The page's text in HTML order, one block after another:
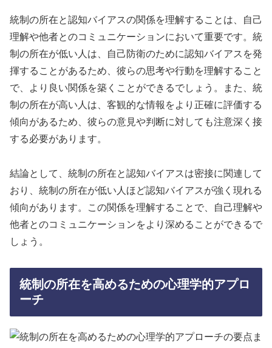
統制の所在と認知バイアスの関係を理解することは、自己
理解や他者とのコミュニケーションにおいて重要です。統
制の所在が低い人は、自己防衛のために認知バイアスを発
揮することがあるため、彼らの思考や行動を理解すること
で、より良い関係を築くことができるでしょう。また、統
制の所在が高い人は、客観的な情報をより正確に評価する
傾向があるため、彼らの意見や判断に対しても注意深く接
する必要があります。
結論として、統制の所在と認知バイアスは密接に関連して
おり、統制の所在が低い人ほど認知バイアスが強く現れる
傾向があります。この関係を理解することで、自己理解や
他者とのコミュニケーションをより深めることができるで
しょう。
統制の所在を高めるための心理学的アプロ
ーチ